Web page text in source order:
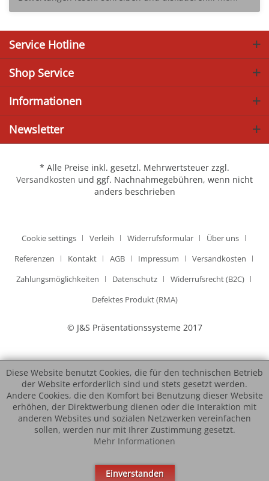
Service Hotline
Shop Service
Informationen
Newsletter
* Alle Preise inkl. gesetzl. Mehrwertsteuer zzgl.
Versandkosten und ggf. Nachnahmegebühren, wenn nicht
anders beschrieben
Cookie settings Verleih Widerrufsformular
Über uns
Referenzen
Kontakt AGB Impressum
Versandkosten
Zahlungsmöglichkeiten
Datenschutz
Widerrufsrecht (B2C)
Defektes Produkt (RMA)
© J&S Präsentationssysteme 2017
Diese Website benutzt Cookies, die für den technischen Betrieb
der Website erforderlich sind und stets gesetzt werden.
Andere Cookies, die den Komfort bei Benutzung dieser Website
erhöhen, der Direktwerbung dienen oder die Interaktion mit
anderen Websites und sozialen Netzwerken vereinfachen
sollen, werden nur mit Ihrer Zustimmung gesetzt.
Mehr Informationen
Einverstanden